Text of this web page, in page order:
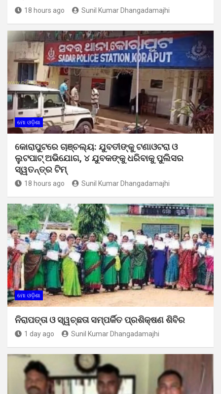
18 hours ago Sunil Kumar Dhangadamajhi
ମୋ ଓଡ଼ିଶା
କୋରାପୁଟରେ ଚାଞ୍ଚଲ୍ୟ: ଯୁବତୀଙ୍କୁ ଟଣାଓଟରା ଓ
ଲୁଟପାଟ୍ ଅଭିଯୋଗ, ୪ ଯୁବକଙ୍କୁ ଧରିବାକୁ ପୁଲିସର
ସ୍ୱତନ୍ତ୍ର ଟିମ୍
18 hours ago Sunil Kumar Dhangadamajhi
ମୋ ଓଡ଼ିଶା
ନିରାପତ୍ତା ଓ ସ୍ୱଚ୍ଛତା ସମ୍ପର୍କିତ ପ୍ରଶିକ୍ଷଣ ଶିବିର
1 day ago Sunil Kumar Dhangadamajhi